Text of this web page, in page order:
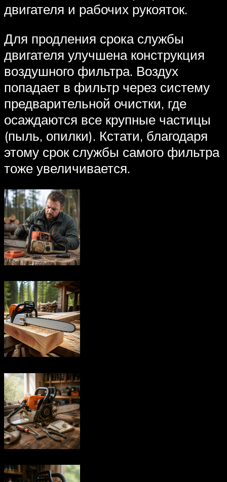
двигателя и рабочих рукояток.
Для продления срока службы
двигателя улучшена конструкция
воздушного фильтра. Воздух
попадает в фильтр через систему
предварительной очистки, где
осаждаются все крупные частицы
(пыль, опилки). Кстати, благодаря
этому срок службы самого фильтра
тоже увеличивается.